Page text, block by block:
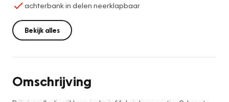
achterbank in delen neerklapbaar
Bekijk alles
Omschrijving